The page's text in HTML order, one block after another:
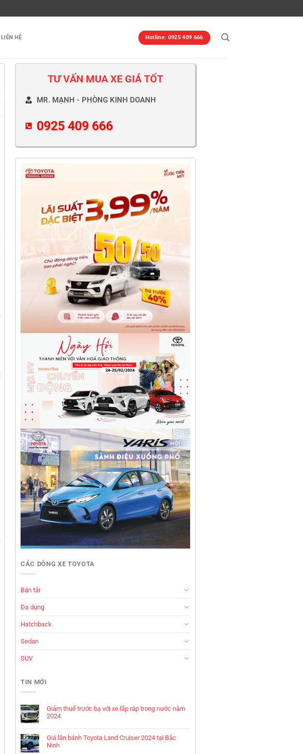
LIÊN HỆ Hotline: 0925 409 666
TƯ VẤN MUA XE GIÁ TỐT
MR. MẠNH - PHÒNG KINH DOANH
0925 409 666
CÁC DÒNG XE TOYOTA
Bán tải
Đa dụng
Hatchback
Sedan
SUV
TIN MỚI
Giảm thuế trước bạ với xe lắp ráp trong nước năm
2024
Giá lăn bánh Toyota Land Cruiser 2024 tại Bắc
Ninh